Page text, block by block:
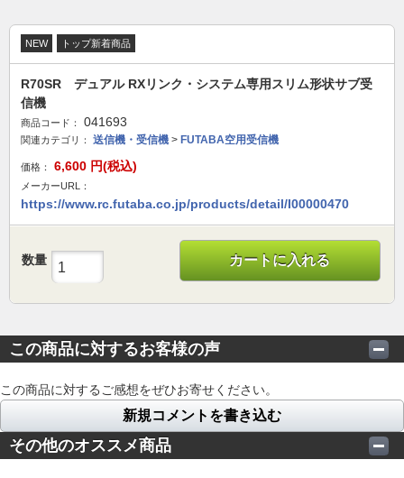
NEW トップ新着商品
R70SR デュアル RXリンク・システム専用スリム形状サブ受
信機
商品コード： 041693
関連カテゴリ： 送信機・受信機 > FUTABA空用受信機
価格： 6,600 円(税込)
メーカーURL：
https://www.rc.futaba.co.jp/products/detail/I00000470
数量 カートに入れる
この商品に対するお客様の声
この商品に対するご感想をぜひお寄せください。
新規コメントを書き込む
その他のオススメ商品